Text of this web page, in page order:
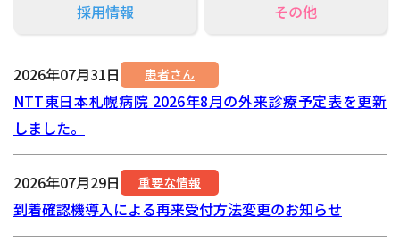
採用情報 その他
2026年07月31日 患者さん
NTT東日本札幌病院 2026年8月の外来診療予定表を更新
しました。
2026年07月29日 重要な情報
到着確認機導入による再来受付方法変更のお知らせ